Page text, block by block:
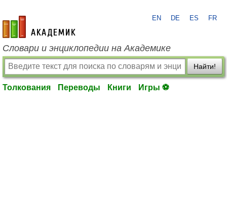
academic.ru
EN DE ES FR
Словари и энциклопедии на Академике
Найти!
Толкования Переводы Книги Игры ⚽